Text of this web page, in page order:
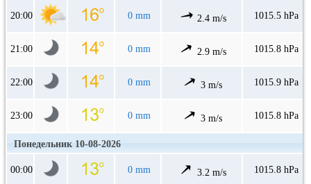
20:00 0 mm 2.4 m/s 1015.5 hPa
21:00 0 mm 2.9 m/s 1015.8 hPa
22:00 0 mm 3 m/s 1015.9 hPa
23:00 0 mm 3 m/s 1015.8 hPa
Понедельник 10-08-2026
00:00 0 mm 3.2 m/s 1015.8 hPa